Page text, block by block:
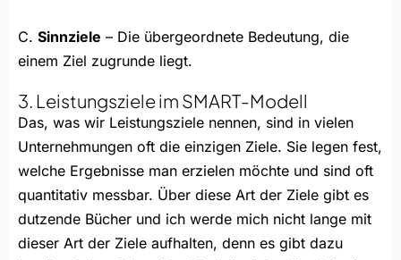
C. Sinnziele – Die übergeordnete Bedeutung, die
einem Ziel zugrunde liegt.
3. Leistungsziele im SMART-Modell
Das, was wir Leistungsziele nennen, sind in vielen
Unternehmungen oft die einzigen Ziele. Sie legen fest,
welche Ergebnisse man erzielen möchte und sind oft
quantitativ messbar. Über diese Art der Ziele gibt es
dutzende Bücher und ich werde mich nicht lange mit
dieser Art der Ziele aufhalten, denn es gibt dazu